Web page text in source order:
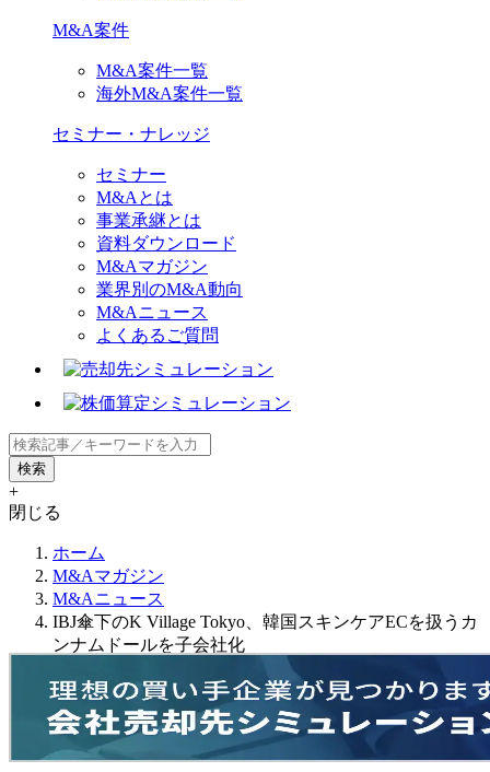
M&A案件
M&A案件一覧
海外M&A案件一覧
セミナー・ナレッジ
セミナー
M&Aとは
事業承継とは
資料ダウンロード
M&Aマガジン
業界別のM&A動向
M&Aニュース
よくあるご質問
+
閉じる
ホーム
M&Aマガジン
M&Aニュース
IBJ傘下のK Village Tokyo、韓国スキンケアECを扱うカ
ンナムドールを子会社化